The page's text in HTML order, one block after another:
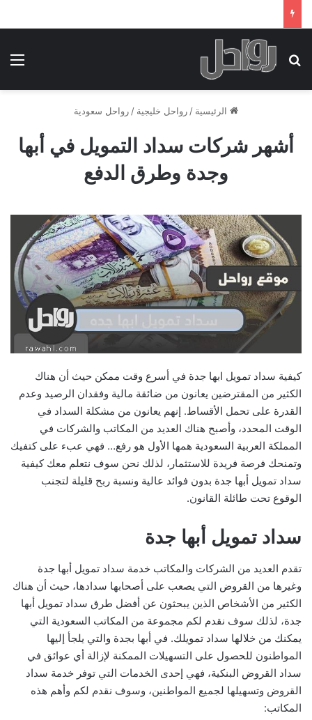
بحث عن
الرئيسية / رواحل خليجية / رواحل سعودية
أشهر شركات سداد التمويل في أبها
وجدة وطرق الدفع
كيفية سداد تمويل ابها جدة في أسرع وقت ممكن حيث أن هناك
الكثير من المقترضين يعانون من ضائقة مالية وفقدان الرصيد وعدم
القدرة على تحمل الأقساط. إنهم يعانون من مشكلة السداد في
الوقت المحدد، وأصبح هناك العديد من المكاتب والشركات في
المملكة العربية السعودية همها الأول هو رفع… فهي عبء على كتفيك
وتمنحك فرصة فريدة للاستثمار، لذلك نحن سوف نتعلم معك كيفية
سداد تمويل أبها جدة بدون فوائد عالية ونسبة ربح قليلة لتجنب
الوقوع تحت طائلة القانون.
سداد تمويل أبها جدة
تقدم العديد من الشركات والمكاتب خدمة سداد تمويل أبها جدة
وغيرها من القروض التي يصعب على أصحابها سدادها، حيث أن هناك
الكثير من الأشخاص الذين يبحثون عن أفضل طرق سداد تمويل أبها
جدة، لذلك سوف نقدم لكم مجموعة من المكاتب السعودية التي
يمكنك من خلالها سداد تمويلك. في أبها بجدة والتي يلجأ إليها
المواطنون للحصول على التسهيلات الممكنة لإزالة أي عوائق في
سداد القروض البنكية، فهي إحدى الخدمات التي توفر خدمة سداد
القروض وتسهيلها لجميع المواطنين، وسوف نقدم لكم وأهم هذه
المكاتب: